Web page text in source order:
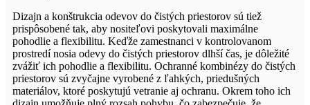
Dizajn a konštrukcia odevov do čistých priestorov sú tiež
prispôsobené tak, aby nositeľovi poskytovali maximálne
pohodlie a flexibilitu. Keďže zamestnanci v kontrolovanom
prostredí nosia odevy do čistých priestorov dlhší čas, je dôležité
zvážiť ich pohodlie a flexibilitu. Ochranné kombinézy do čistých
priestorov sú zvyčajne vyrobené z ľahkých, priedušných
materiálov, ktoré poskytujú vetranie aj ochranu. Okrem toho ich